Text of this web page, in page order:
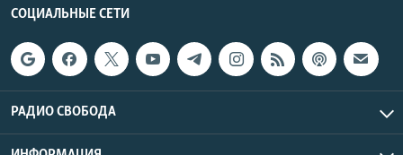
СОЦИАЛЬНЫЕ СЕТИ
РАДИО СВОБОДА